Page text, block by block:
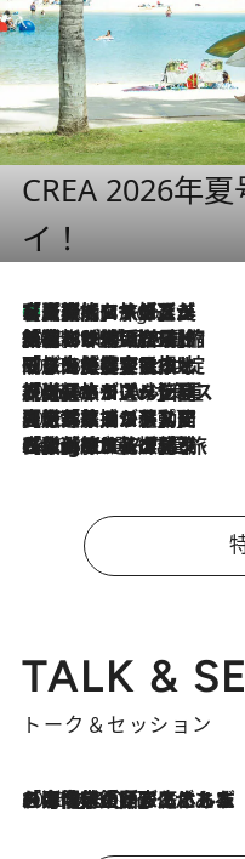
CREA 2026年
イ！
5 Hours Ago
【厳選旅コスメ】「多機能アイテムがメイン！」旅好き美容エディターが選んだ夏旅ベストコスメを発表【Mサイズジップ】
2026.8.6
「荷物が増えるほど旅ストレスは増す」美容ジャーナリストがたどり着いた最終結論。“化粧品を劇的に減らす”感動の凝縮美容とは
2026.8.6
「旅先には金髪ウィッグを持参」日本と同じメイクでは損してる!? 美容ジャーナリストが提案する“掟破りの旅美容”とは
2026.8.6
【厳選旅コスメ】「身軽さ＆UV対策重視！」ヘアアーティストshucoが選んだ夏旅ベストコスメを発表【Mサイズジップ】
2026.8.5
【厳選旅コスメ】国内をあちこち移動する河井菜摘が選んだ夏旅ベストコスメ発表！「リラックスアイテムはマスト」【Mサイズジップ】
2026.8.4
【厳選旅コスメ】「紫外線＆乾燥対策しながらメイク感も！」ヘア＆メイクGeorgeが選んだ夏旅ベストコスメを発表！【Mサイズジップ】
TALK &
トーク＆セッション
2026.8.3
「今後値上げがあるとすれば…」「リスクがあるのは今年の冬」エネルギー専門家が語る、ホルムズ海峡封鎖が家庭にもたらす“ある心配”